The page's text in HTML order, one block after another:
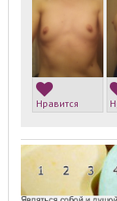
Нравится